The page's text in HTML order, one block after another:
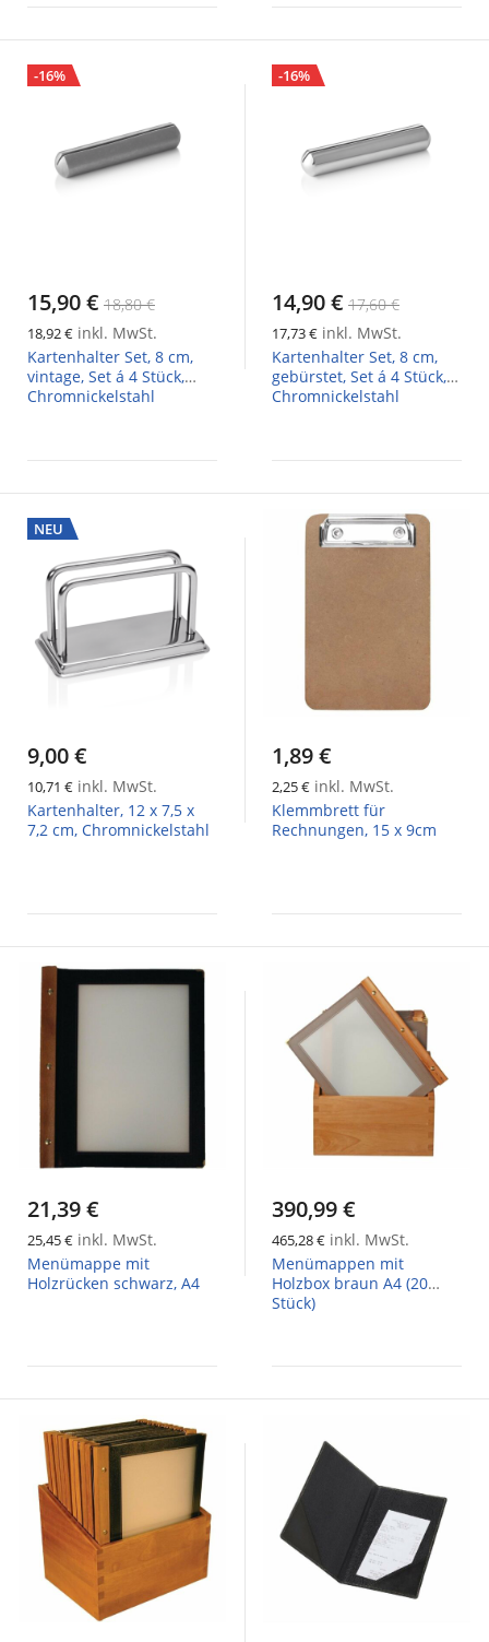
-16%
15,90 € 18,80 €
18,92 € inkl. MwSt.
Kartenhalter Set, 8 cm,
vintage, Set á 4 Stück,
Chromnickelstahl
-16%
14,90 € 17,60 €
17,73 € inkl. MwSt.
Kartenhalter Set, 8 cm,
gebürstet, Set á 4 Stück,
Chromnickelstahl
NEU
9,00 €
10,71 € inkl. MwSt.
Kartenhalter, 12 x 7,5 x
7,2 cm, Chromnickelstahl
1,89 €
2,25 € inkl. MwSt.
Klemmbrett für
Rechnungen, 15 x 9cm
21,39 €
25,45 € inkl. MwSt.
Menümappe mit
Holzrücken schwarz, A4
390,99 €
465,28 € inkl. MwSt.
Menümappen mit
Holzbox braun A4 (20
Stück)